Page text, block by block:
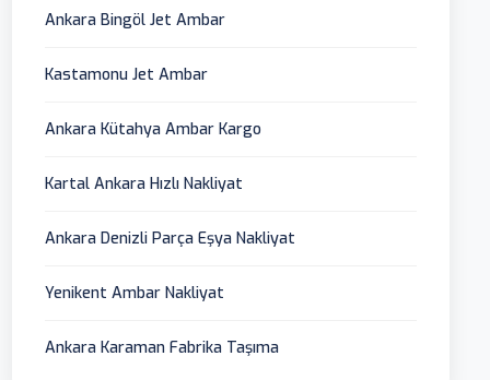
Ankara Bingöl Jet Ambar
Kastamonu Jet Ambar
Ankara Kütahya Ambar Kargo
Kartal Ankara Hızlı Nakliyat
Ankara Denizli Parça Eşya Nakliyat
Yenikent Ambar Nakliyat
Ankara Karaman Fabrika Taşıma